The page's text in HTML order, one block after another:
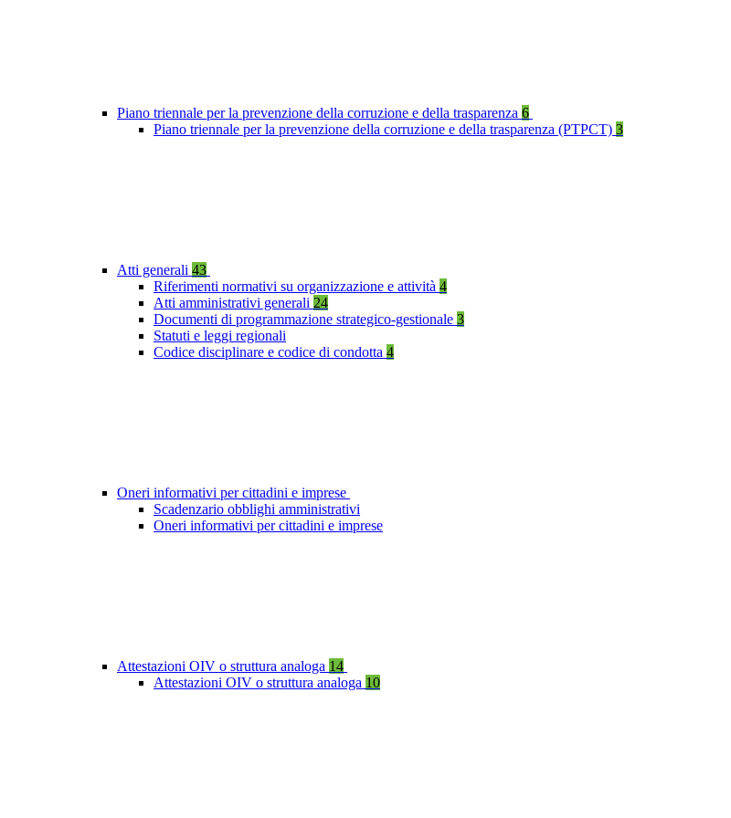
Piano triennale per la prevenzione della corruzione e della trasparenza 6
Piano triennale per la prevenzione della corruzione e della trasparenza (PTPCT) 3
Atti generali 43
Riferimenti normativi su organizzazione e attività 4
Atti amministrativi generali 24
Documenti di programmazione strategico-gestionale 3
Statuti e leggi regionali
Codice disciplinare e codice di condotta 4
Oneri informativi per cittadini e imprese
Scadenzario obblighi amministrativi
Oneri informativi per cittadini e imprese
Attestazioni OIV o struttura analoga 14
Attestazioni OIV o struttura analoga 10